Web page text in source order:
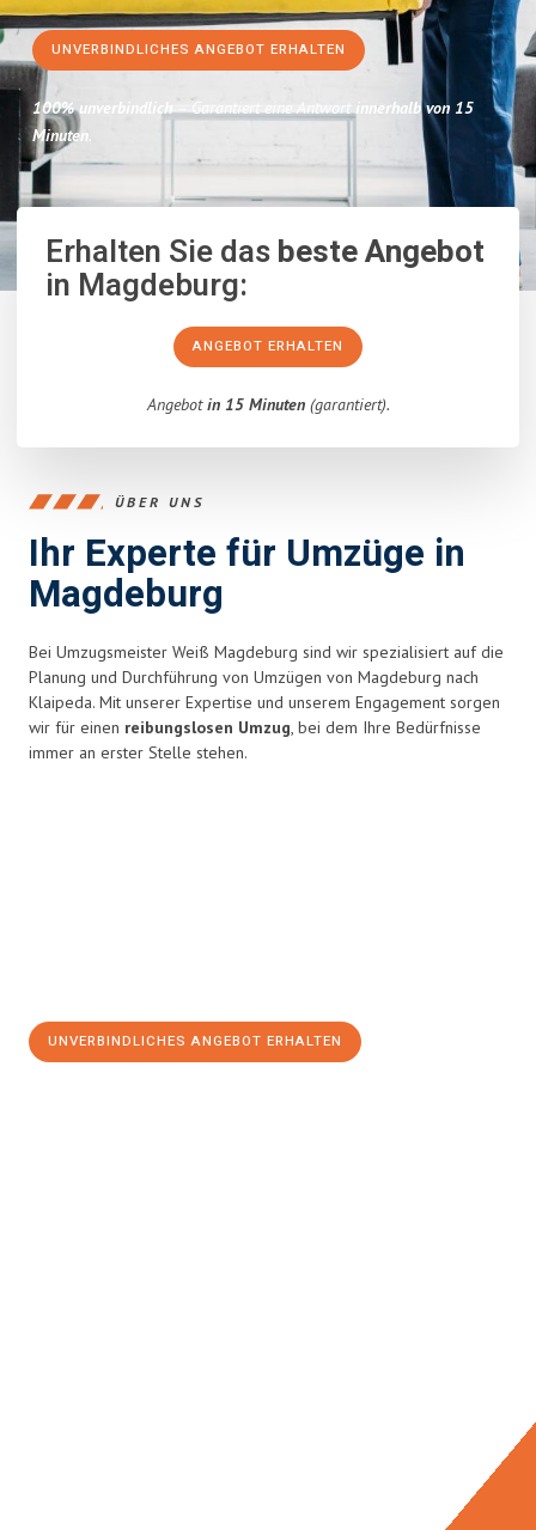
UNVERBINDLICHES ANGEBOT ERHALTEN
100% unverbindlich– Garantiert eine Antwortinnerhalb von 15
Minuten.
Erhalten Sie dasbeste Angebot
in Magdeburg:
ANGEBOT ERHALTEN
Angebotin 15 Minuten(garantiert).
ÜBER UNS
Ihr Experte für Umzüge in
Magdeburg
Bei Umzugsmeister Weiß Magdeburg sind wir spezialisiert auf die
Planung und Durchführung von Umzügen von Magdeburg nach
Klaipeda. Mit unserer Expertise und unserem Engagement sorgen
wir für einen reibungslosen Umzug, bei dem Ihre Bedürfnisse
immer an erster Stelle stehen.
UNVERBINDLICHES ANGEBOT ERHALTEN